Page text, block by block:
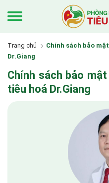
Trang chủ
Chính sách bảo
Dr.Giang
Chính sách bảo
tiêu hoá Dr.Giang